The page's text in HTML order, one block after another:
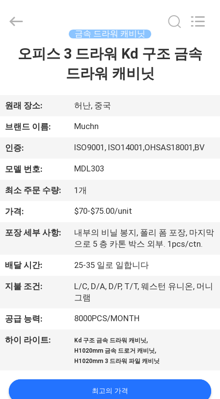
품
우
리
하
여
공
장
여
행
질
Muchn
Industrial
Reserved.
금속 드라워 캐비닛
오피스 3 드라워 Kd 구조 금속
드라워 캐비닛
원래 장소: 허난, 중국
브랜드 이름: Muchn
인증: ISO9001, ISO14001,OHSAS18001,BV
모델 번호: MDL303
최소 주문 수량: 1개
가격: $70-$75.00/unit
포장 세부 사항:
내부의 비닐 봉지, 폴리 폼 포장, 마지막
으로 5 층 카톤 박스 외부. 1pcs/ctn.
배달 시간: 25-35 일로 일합니다
지불 조건:
L/C, D/A, D/P, T/T, 웨스턴 유니온, 머니
그램
공급 능력: 8000PCS/MONTH
하이 라이트: Kd 구조 금속 드라워 캐비닛,
H1020mm 금속 드로거 캐비닛,
H1020mm 3 드라워 파일 캐비닛
최고의 가격